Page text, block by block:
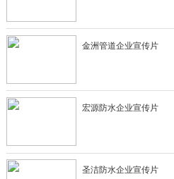
金洲管道企业宣传片
宏源防水企业宣传片
圣洁防水企业宣传片